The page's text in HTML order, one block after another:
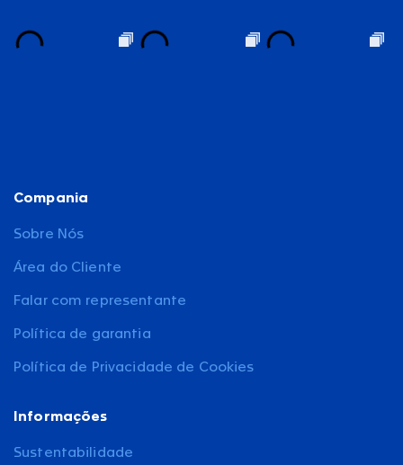
Compania
Sobre Nós
Área do Cliente
Falar com representante
Política de garantia
Política de Privacidade de Cookies
Informações
Sustentabilidade